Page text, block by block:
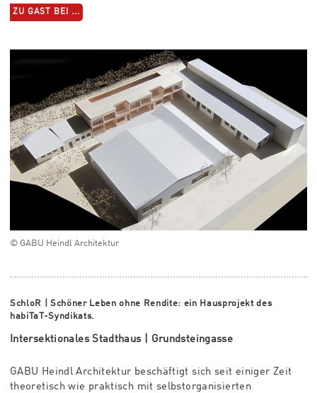
ZU GAST BEI ...
© GABU Heindl Architektur
SchloR | Schöner Leben ohne Rendite: ein Hausprojekt des
habiTaT-Syndikats.
Intersektionales Stadthaus | Grundsteingasse
GABU Heindl Architektur beschäftigt sich seit einiger Zeit
theoretisch wie praktisch mit selbstorganisierten